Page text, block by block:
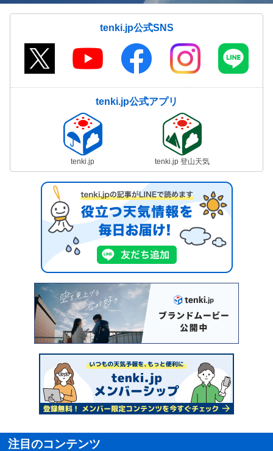
tenki.jp公式SNS
tenki.jp公式アプリ
tenki.jp tenki.jp 登山天気
注目のコンテンツ